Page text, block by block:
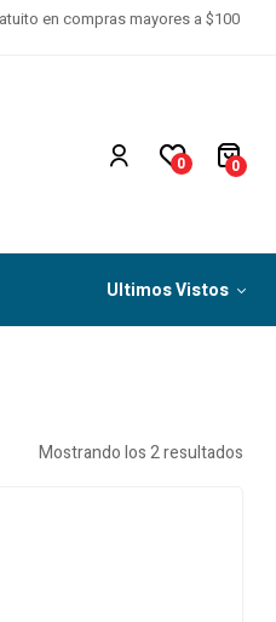
en compras mayores a $100
0 0
Ultimos Vistos
Mostrando los 2 resultados